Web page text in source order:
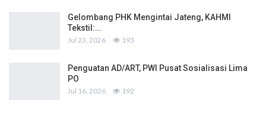
Gelombang PHK Mengintai Jateng, KAHMI
Tekstil:…
Jul 23, 2026 193
Penguatan AD/ART, PWI Pusat Sosialisasi Lima
PO
Jul 16, 2026 192